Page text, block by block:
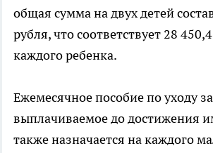
общая сумма на двух детей
рубля, что соответствует 28
каждого ребенка.
Ежемесячное пособие по уходу
выплачиваемое до достижения
также назначается на каждого